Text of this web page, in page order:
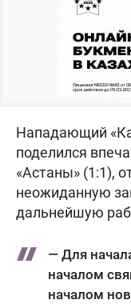
Нападающий
поделился
«Астаны» (1:1),
неожиданную
дальнейшую
— Для
началом
началом